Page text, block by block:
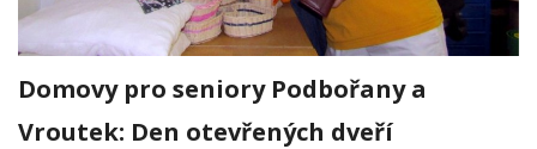
Domovy pro seniory Podbořany a
Vroutek: Den otevřených dveří